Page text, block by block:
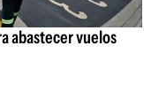
abastecer vuelos